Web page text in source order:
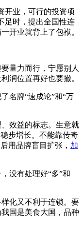
业，可行的投资项
足时，提出全国性连
开业就背上了包袱。
量力而行，宁愿别人
润位置再好也要撤。
名牌“速成论”和“万
效益的标志。生意就
步增长。不能靠传奇
用品牌盲目扩张， 加
没有处理好“多”和
化又不利于连锁。要
国是美食大国，品种